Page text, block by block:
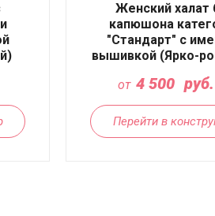
Женский халат
капюшона
"Стандарт" с
вышивкой (Ярко-
от 4 500 руб.
Перейти в